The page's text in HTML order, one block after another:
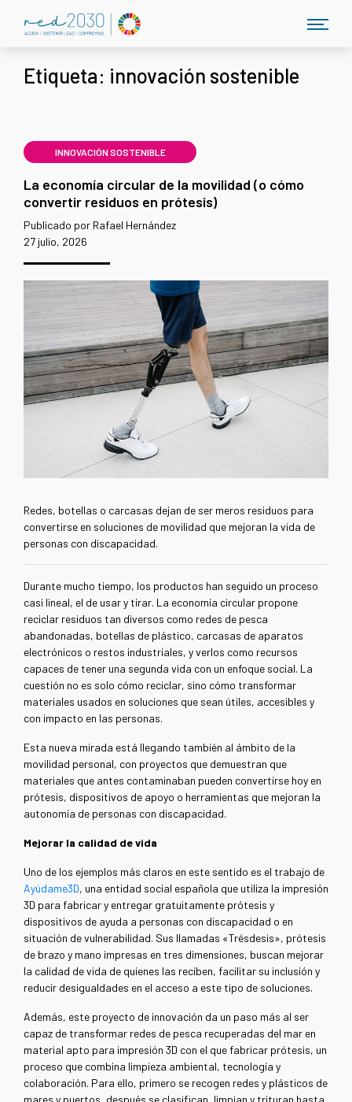
Etiqueta: innovación sostenible
INNOVACIÓN SOSTENIBLE
La economía circular de la movilidad (o cómo
convertir residuos en prótesis)
Publicado por Rafael Hernández
27 julio, 2026
Redes, botellas o carcasas dejan de ser meros residuos para
convertirse en soluciones de movilidad que mejoran la vida de
personas con discapacidad.
Durante mucho tiempo, los productos han seguido un proceso
casi lineal, el de usar y tirar. La economía circular propone
reciclar residuos tan diversos como redes de pesca
abandonadas, botellas de plástico, carcasas de aparatos
electrónicos o restos industriales, y verlos como recursos
capaces de tener una segunda vida con un enfoque social. La
cuestión no es solo cómo reciclar, sino cómo transformar
materiales usados en soluciones que sean útiles, accesibles y
con impacto en las personas.
Esta nueva mirada está llegando también al ámbito de la
movilidad personal, con proyectos que demuestran que
materiales que antes contaminaban pueden convertirse hoy en
prótesis, dispositivos de apoyo o herramientas que mejoran la
autonomía de personas con discapacidad.
Mejorar la calidad de vida
Uno de los ejemplos más claros en este sentido es el trabajo de
Ayúdame3D, una entidad social española que utiliza la impresión
3D para fabricar y entregar gratuitamente prótesis y
dispositivos de ayuda a personas con discapacidad o en
situación de vulnerabilidad. Sus llamadas «Trésdesis», prótesis
de brazo y mano impresas en tres dimensiones, buscan mejorar
la calidad de vida de quienes las reciben, facilitar su inclusión y
reducir desigualdades en el acceso a este tipo de soluciones.
Además, este proyecto de innovación da un paso más al ser
capaz de transformar redes de pesca recuperadas del mar en
material apto para impresión 3D con el que fabricar prótesis, un
proceso que combina limpieza ambiental, tecnología y
colaboración. Para ello, primero se recogen redes y plásticos de
mares y puertos, después se clasifican, limpian y trituran hasta